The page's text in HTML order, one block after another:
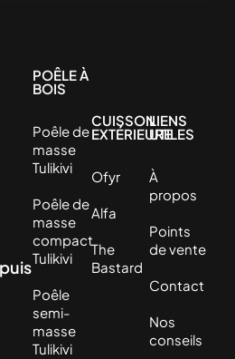
POÊLE À
BOIS
Poêle de
masse
Tulikivi
Poêle de
masse
compact
Tulikivi
Poêle
semi-
masse
Tulikivi
CUISSON
EXTÉRIEURE
Ofyr
Alfa
The
Bastard
LIENS
UTILES
À
propos
Points
de vente
Contact
Nos
conseils